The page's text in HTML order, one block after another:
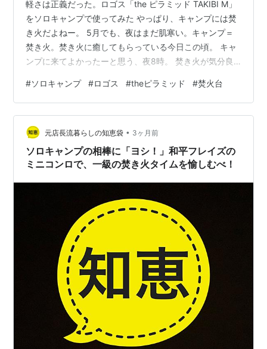
軽さは正義だった。ロゴス「the ピラミッド TAKIBI M」
をソロキャンプで使ってみた やっぱり、キャンプには焚
き火だよねー。 5月でも、夜はまだ肌寒い。キャンプ＝
焚き火。焚き火に癒してもらっている今日この頃。 キャ
ンプに来てよかったーと思う、夜8時。 焚き火が気分良
回のキャンプ。新しく投入した焚火台はこちら。 LOGOS
the ピラミッドTAKIBI M ロゴスの焚火台。theピラミッド
使ってみた。 今回使用した焚火台はこちら ▶ Amazonで
見る ▶ 楽天市場で見る 長年使ってきたのはスノーピーク
の焚火台Lなのです。 メインの焚…
#ソロキャンプ #ロゴス #theピラミッド #焚火台
元店長流暮らしの知恵袋 • 3ヶ月前
ソロキャンプの相棒に「ヨシ！」和平フレイズの
ミニコンロで、一級の焚き火タイムを愉しむべ！